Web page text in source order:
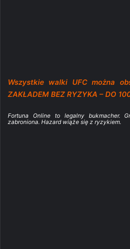
Wszystkie walki UFC można
ZAKŁADEM BEZ RYZYKA – DO
Fortuna Online to legalny bukmacher.
zabroniona. Hazard wiąże się z ryzykiem.